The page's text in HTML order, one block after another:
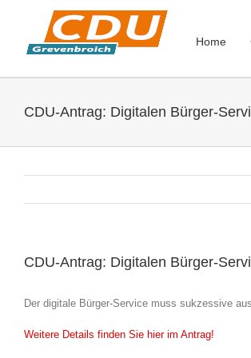
Home
CDU-Antrag: Digitalen Bürger-
CDU-Antrag: Digitalen Bürger-
Der digitale Bürger-Service muss sukzessive
Weitere Details finden Sie hier im Antrag!